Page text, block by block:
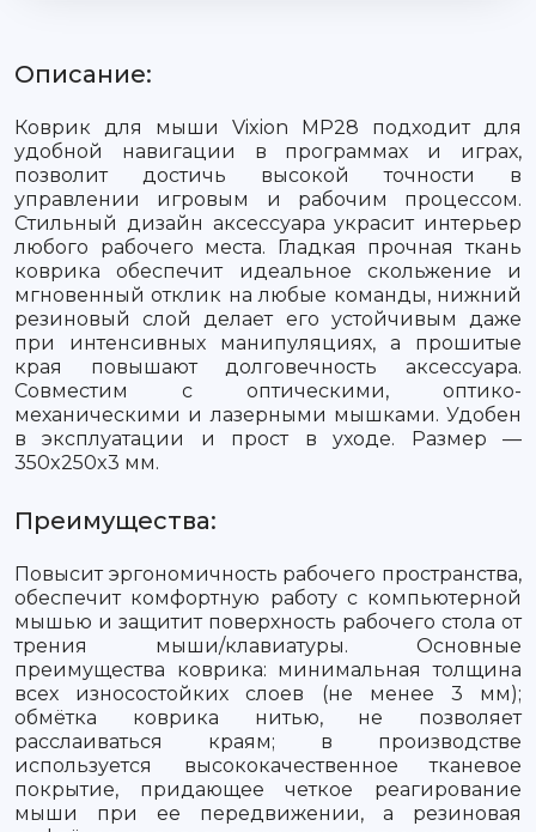
Описание:
Коврик для мыши Vixion MP28 подходит для
удобной навигации в программах и играх,
позволит достичь высокой точности в
управлении игровым и рабочим процессом.
Стильный дизайн аксессуара украсит интерьер
любого рабочего места. Гладкая прочная ткань
коврика обеспечит идеальное скольжение и
мгновенный отклик на любые команды, нижний
резиновый слой делает его устойчивым даже
при интенсивных манипуляциях, а прошитые
края повышают долговечность аксессуара.
Совместим с оптическими, оптико-
механическими и лазерными мышками. Удобен
в эксплуатации и прост в уходе. Размер —
350x250x3 мм.
Преимущества:
Повысит эргономичность рабочего пространства,
обеспечит комфортную работу с компьютерной
мышью и защитит поверхность рабочего стола от
трения мыши/клавиатуры. Основные
преимущества коврика: минимальная толщина
всех износостойких слоев (не менее 3 мм);
обмётка коврика нитью, не позволяет
расслаиваться краям; в производстве
используется высококачественное тканевое
покрытие, придающее четкое реагирование
мыши при ее передвижении, а резиновая